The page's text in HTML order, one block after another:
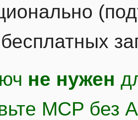
не нужен
MCP без